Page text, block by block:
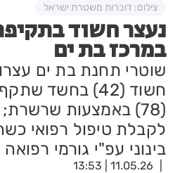
נעצר חשוד
במרכז בת ים
שוטרי תחנת בת ים
חשוד (42) בחשד
(78) באמצעות
לקבלת טיפול רפואי
בינוני עפ"י גורמי רפואה
11.05.26 | 13:53
צילום: דוברות משטרת ישראל